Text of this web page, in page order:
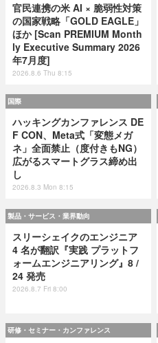
官民連携の米 AI × 脆弱性対策
の国家戦略「GOLD EAGLE」
ほか [Scan PREMIUM Month
ly Executive Summary 2026
年7月度]
2026.8.6 Thu 8:15
国際
ハッキングカンファレンス DE
F CON、Meta式「変態メガ
ネ」全面禁止（度付きもNG）
広がるスマートグラス締め出
し
2026.8.3 Mon 8:15
製品・サービス・業界動向
スリーシェイクのエンジニア
4 名が翻訳『実践 プラットフ
ォームエンジニアリング』8 /
24 発売
2026.8.7 Fri 8:00
研修・セミナー・カンファレンス